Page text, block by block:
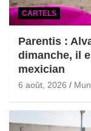
CARTELS
Parentis :
dimanche, il
mexician
6 août, 2026